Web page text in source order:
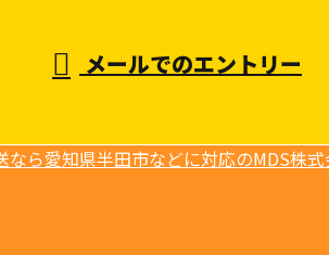
メールでのエントリー